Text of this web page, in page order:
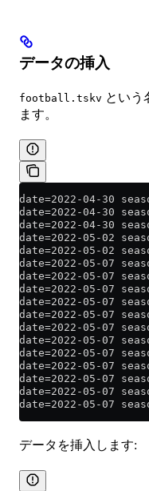
データの挿入
football.tskv という
ます。
date=2022-04-30
date=2022-04-30
date=2022-04-30
date=2022-05-02
date=2022-05-02
date=2022-05-07
date=2022-05-07
date=2022-05-07
date=2022-05-07
date=2022-05-07
date=2022-05-07
date=2022-05-07
date=2022-05-07
date=2022-05-07
date=2022-05-07
date=2022-05-07
date=2022-05-07
データを挿入します: